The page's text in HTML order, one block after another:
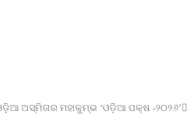
ଅସ୍ମିତାର ମହାକୁମ୍ଭ ‘ଓଡ଼ିଆ ପକ୍ଷ -୨୦୨୬’